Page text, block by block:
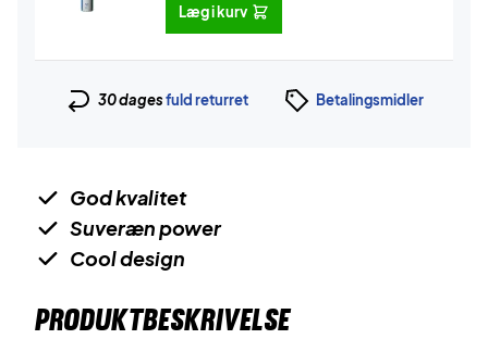
Læg i kurv
30 dagesfuld returret Betalingsmidler
God kvalitet
Suveræn power
Cool design
PRODUKTBESKRIVELSE